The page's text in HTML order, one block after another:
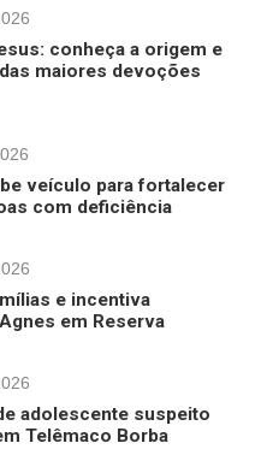
conheça a origem e
maiores devoções
veículo para fortalecer
com deficiência
e incentiva
em Reserva
adolescente suspeito
Telêmaco Borba